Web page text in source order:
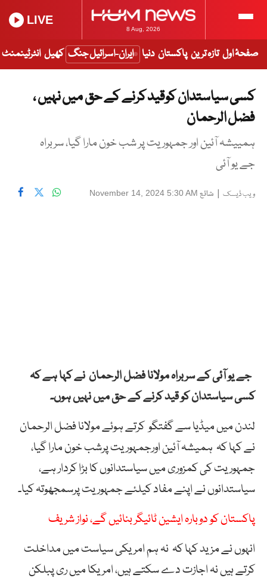
8 Aug, 2026
LIVE
صفحۂ اول تازہ ترین پاکستان دنیا ایران-اسرائیل جنگ کھیل انٹرٹینمنٹ
کسی سیاستدان کوقید کرنے کے حق میں نہیں ،
فضل الرحمان
ہمییشہ آئین اور جمہوریت پر شب خون مارا گیا، سربراہ
جے یو آئی
ویب ڈیسک | شائع November 14, 2024 5:30 AM
جے یو آئی کے سربراہ مولانا فضل الرحمان نے کہا ہے کہ
کسی سیاستدان کو قید کرنے کے حق میں نہیں ہوں۔
لندن میں میڈیا سے گفتگو کرتے ہوئے مولانا فضل الرحمان
نے کہا کہ ہمیشہ آئین اورجمہوریت پرشب خون مارا گیا،
جمہوریت کی کمزوری میں سیاستدانوں کا بڑا کردار ہے،
سیاستدانوں نے اپنے مفاد کیلئے جمہوریت پرسمجھوتہ کیا۔
پاکستان کو دوبارہ ایشین ٹائیگر بنائیں گے، نواز شریف
انہوں نے مزید کہا کہ نہ ہم امریکی سیاست میں مداخلت
کرتے ہیں نہ اجازت دے سکتے ہیں، امریکا میں ری پبلکن